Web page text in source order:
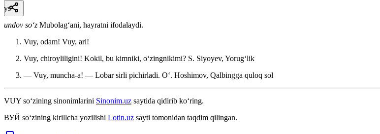
ys
undov so‘z Mubolagʻani, hayratni ifodalaydi.
Vuy, odam! Vuy, ari!
Vuy, chiroyliligini! Kokil, bu kimniki, oʻzingnikimi? S. Siyoyev, Yorugʻlik
— Vuy, muncha-a! — Lobar sirli pichirladi. Oʻ. Hoshimov, Qalbingga quloq sol
VUY so‘zining sinonimlarini Sinonim.uz saytida qidirib ko‘ring.
ВУЙ so‘zining kirillcha yozilishi Lotin.uz sayti tomonidan taqdim qilingan.